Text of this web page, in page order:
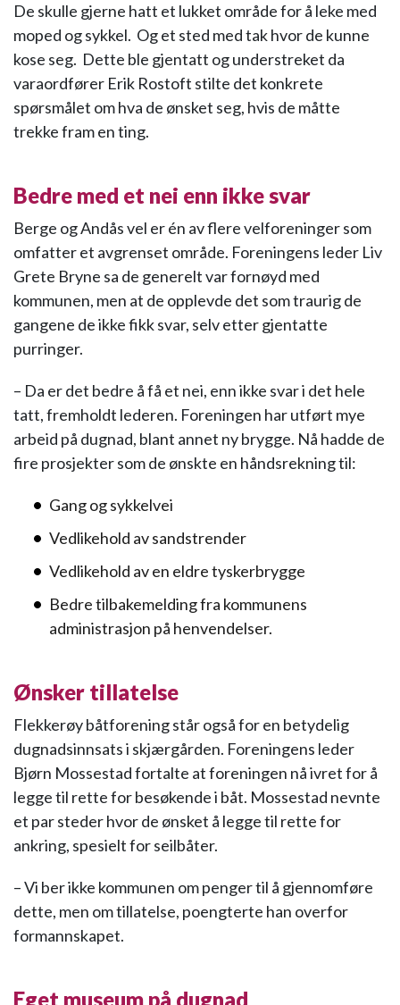
De skulle gjerne hatt et lukket område for å leke med
moped og sykkel. Og et sted med tak hvor de kunne
kose seg. Dette ble gjentatt og understreket da
varaordfører Erik Rostoft stilte det konkrete
spørsmålet om hva de ønsket seg, hvis de måtte
trekke fram en ting.
Bedre med et nei enn ikke svar
Berge og Andås vel er én av flere velforeninger som
omfatter et avgrenset område. Foreningens leder Liv
Grete Bryne sa de generelt var fornøyd med
kommunen, men at de opplevde det som traurig de
gangene de ikke fikk svar, selv etter gjentatte
purringer.
– Da er det bedre å få et nei, enn ikke svar i det hele
tatt, fremholdt lederen. Foreningen har utført mye
arbeid på dugnad, blant annet ny brygge. Nå hadde de
fire prosjekter som de ønskte en håndsrekning til:
Gang og sykkelvei
Vedlikehold av sandstrender
Vedlikehold av en eldre tyskerbrygge
Bedre tilbakemelding fra kommunens
administrasjon på henvendelser.
Ønsker tillatelse
Flekkerøy båtforening står også for en betydelig
dugnadsinnsats i skjærgården. Foreningens leder
Bjørn Mossestad fortalte at foreningen nå ivret for å
legge til rette for besøkende i båt. Mossestad nevnte
et par steder hvor de ønsket å legge til rette for
ankring, spesielt for seilbåter.
– Vi ber ikke kommunen om penger til å gjennomføre
dette, men om tillatelse, poengterte han overfor
formannskapet.
Eget museum på dugnad